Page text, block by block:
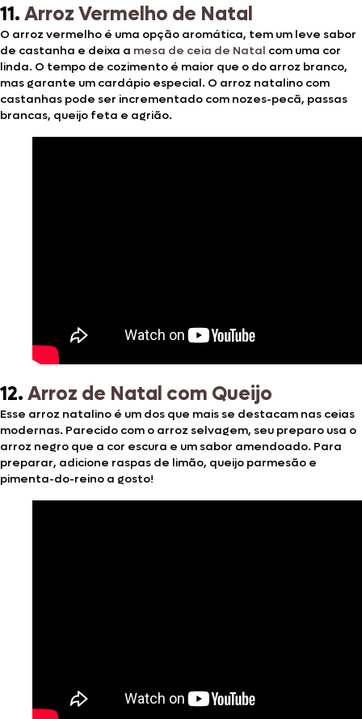
11.Arroz Vermelho de Natal
O arroz vermelho é uma opção aromática, tem um leve sabor
de castanha e deixa a mesa de ceia de Natal com uma cor
linda. O tempo de cozimento é maior que o do arroz branco,
mas garante um cardápio especial. O arroz natalino com
castanhas pode ser incrementado com nozes-pecã, passas
brancas, queijo feta e agrião.
12.Arroz de Natal com Queijo
Esse arroz natalino é um dos que mais se destacam nas ceias
modernas. Parecido com o arroz selvagem, seu preparo usa o
arroz negro que a cor escura e um sabor amendoado. Para
preparar, adicione raspas de limão, queijo parmesão e
pimenta-do-reino a gosto!